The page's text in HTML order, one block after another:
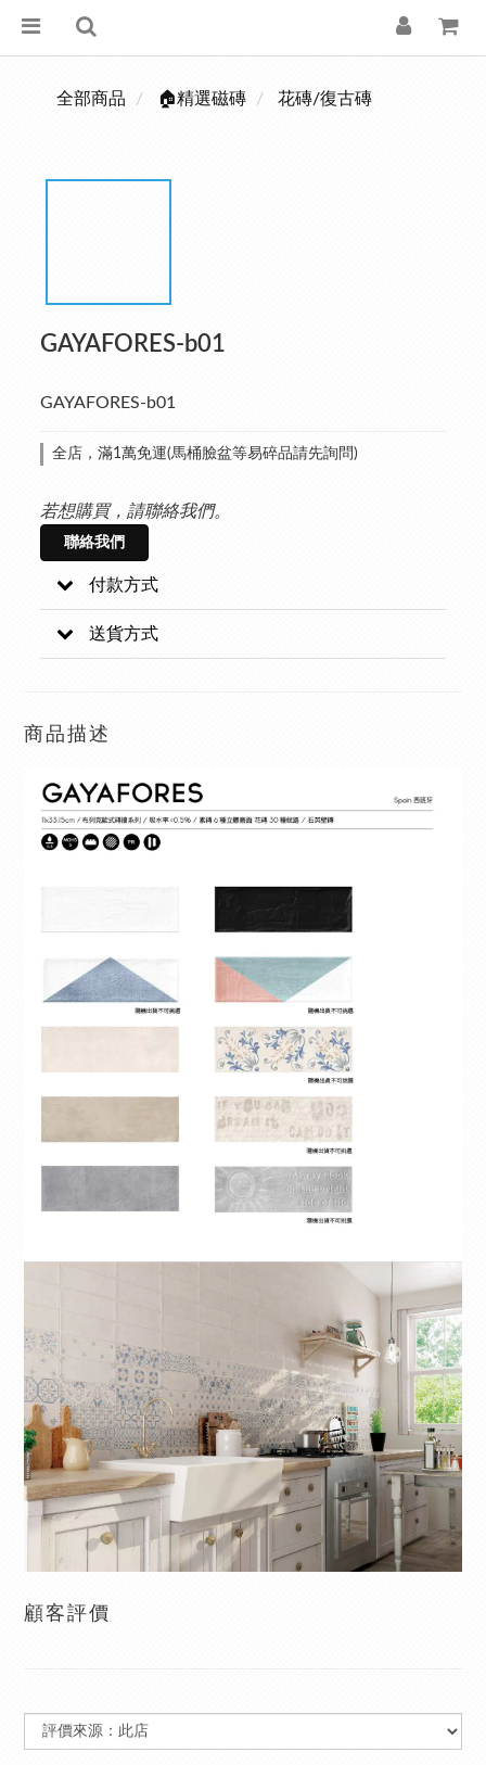
全部商品 🏠精選磁磚 花磚/復古磚
GAYAFORES-b01
GAYAFORES-b01
全店，滿1萬免運(馬桶臉盆等易碎品請先詢問)
若想購買，請聯絡我們。
聯絡我們
付款方式
送貨方式
商品描述
顧客評價